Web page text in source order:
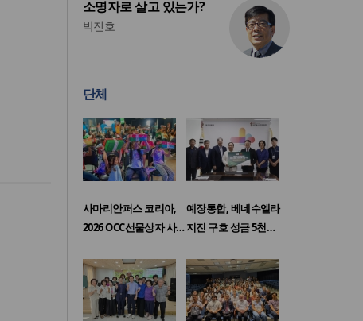
소명자로 살고 있는가?
박진호
단체
사마리안퍼스 코리아,
2026 OCC선물상자 사…
예장통합, 베네수엘라
지진 구호 성금 5천…